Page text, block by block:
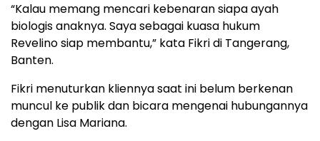
“Kalau memang mencari kebenaran siapa ayah
biologis anaknya. Saya sebagai kuasa hukum
Revelino siap membantu,” kata Fikri di Tangerang,
Banten.
Fikri menuturkan kliennya saat ini belum berkenan
muncul ke publik dan bicara mengenai hubungannya
dengan Lisa Mariana.